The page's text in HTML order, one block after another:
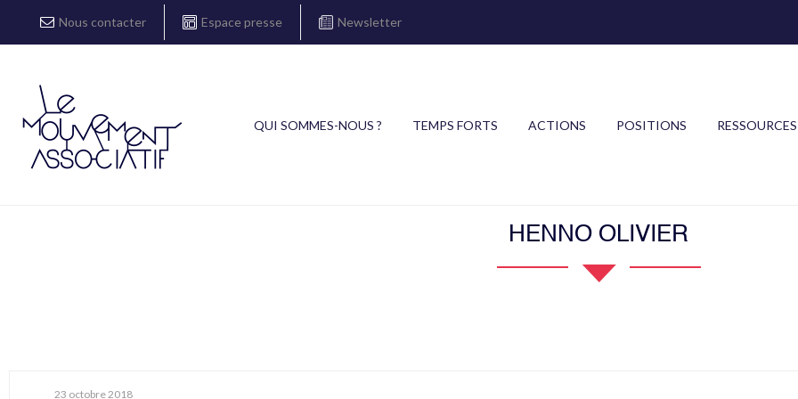
Nous contacter Espace presse Newsletter
QUI SOMMES-NOUS ? TEMPS FORTS ACTIONS POSITIONS RESSOURCES
HENNO OLIVIER
23 octobre 2018